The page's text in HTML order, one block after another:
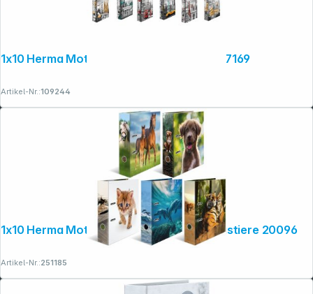
1x10 Herma Motiv-Ordner Städte DIN A4 7169
Artikel-Nr.:109244
1x10 Herma Motiv-Ordner DIN A4 Lieblingstiere 20096
Artikel-Nr.:251185